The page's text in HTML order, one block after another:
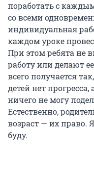
поработать с
со всеми
индивидуальная
каждом уроке
При этом ребята
работу или делают
всего получается
детей нет
ничего не могу
Естественно,
возраст — их право.
буду.